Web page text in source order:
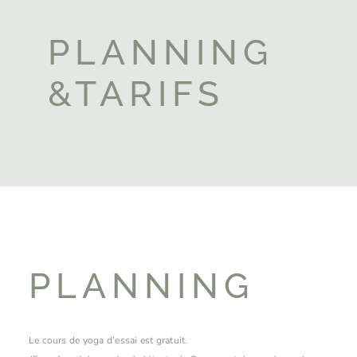
PLANNING
&TARIFS
PLANNING
Le cours de yoga d’essai est gratuit.